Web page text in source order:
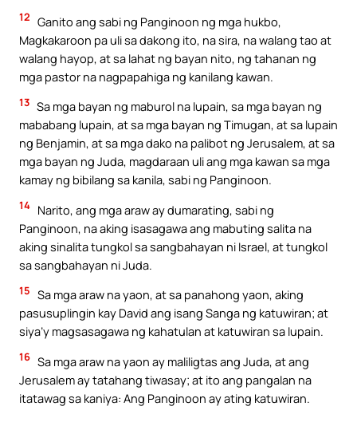
12 Ganito ang sabi ng Panginoon ng mga hukbo,
Magkakaroon pa uli sa dakong ito, na sira, na walang tao at
walang hayop, at sa lahat ng bayan nito, ng tahanan ng
mga pastor na nagpapahiga ng kanilang kawan.
13 Sa mga bayan ng maburol na lupain, sa mga bayan ng
mababang lupain, at sa mga bayan ng Timugan, at sa lupain
ng Benjamin, at sa mga dako na palibot ng Jerusalem, at sa
mga bayan ng Juda, magdaraan uli ang mga kawan sa mga
kamay ng bibilang sa kanila, sabi ng Panginoon.
14 Narito, ang mga araw ay dumarating, sabi ng
Panginoon, na aking isasagawa ang mabuting salita na
aking sinalita tungkol sa sangbahayan ni Israel, at tungkol
sa sangbahayan ni Juda.
15 Sa mga araw na yaon, at sa panahong yaon, aking
pasusuplingin kay David ang isang Sanga ng katuwiran; at
siya’y magsasagawa ng kahatulan at katuwiran sa lupain.
16 Sa mga araw na yaon ay maliligtas ang Juda, at ang
Jerusalem ay tatahang tiwasay; at ito ang pangalan na
itatawag sa kaniya: Ang Panginoon ay ating katuwiran.